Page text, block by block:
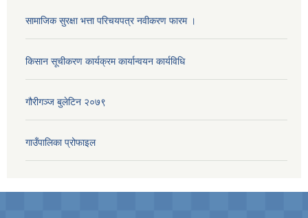
सामाजिक सुरक्षा भत्ता परिचयपत्र नवीकरण फारम ।
किसान सूचीकरण कार्यक्रम कार्यान्वयन कार्यविधि
गौरीगञ्‍ज बुलेटिन २०७९
गाउँपालिका प्रोफाइल